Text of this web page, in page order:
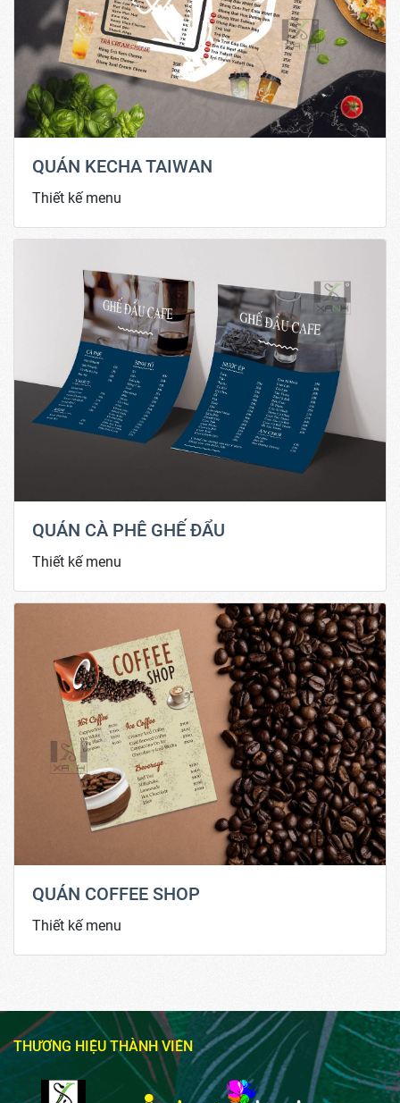
QUÁN KECHA TAIWAN
Thiết kế menu
QUÁN CÀ PHÊ GHẾ ĐẨU
Thiết kế menu
QUÁN COFFEE SHOP
Thiết kế menu
THƯƠNG HIỆU THÀNH VIÊN